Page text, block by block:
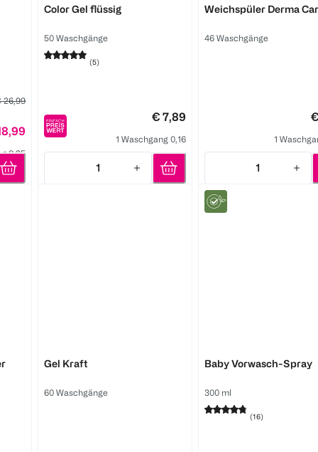
26,99
0,25
Color Gel flüssig
50 Waschgänge
(5)
€ 7,89
1 Waschgang 0,16
1
Quantity: 1
Weichspüler Derma
46 Waschgänge
1
1
Quantity: 1
Gel Kraft
60 Waschgänge
Baby Vorwasch-Spray
300 ml
(16)